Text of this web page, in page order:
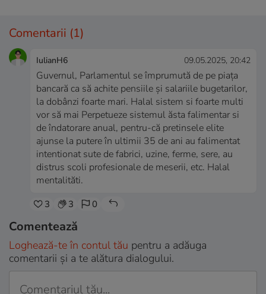
Comentarii (1)
IulianH6 09.05.2025, 20:42
Guvernul, Parlamentul se împrumută de pe piața
bancară ca să achite pensiile și salariile bugetarilor,
la dobânzi foarte mari. Halal sistem si foarte multi
vor să mai Perpetueze sistemul ăsta falimentar si
de îndatorare anual, pentru-că pretinsele elite
ajunse la putere în ultimii 35 de ani au falimentat
intentionat sute de fabrici, uzine, ferme, sere, au
distrus scoli profesionale de meserii, etc. Halal
mentalităti.
3 3 0
Comentează
Loghează-te în contul tău pentru a adăuga
comentarii și a te alătura dialogului.